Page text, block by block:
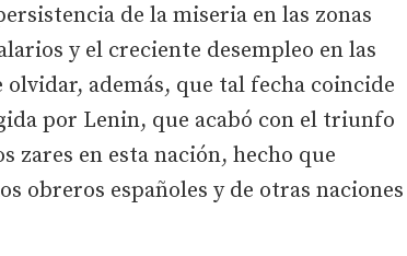
de la miseria en las zonas
y el creciente desempleo en las
además, que tal fecha coincide
por Lenin, que acabó con el triunfo
zares en esta nación, hecho que
obreros españoles y de otras naciones